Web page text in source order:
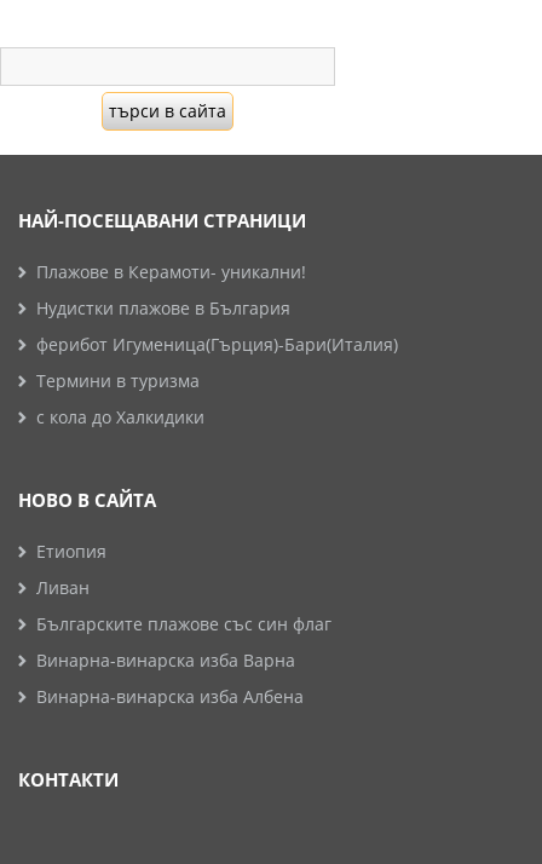
НАЙ-ПОСЕЩАВАНИ СТРАНИЦИ
Плажове в Керамоти- уникални!
Нудистки плажове в България
ферибот Игуменица(Гърция)-Бари(Италия)
Термини в туризма
с кола до Халкидики
НОВО В САЙТА
Етиопия
Ливан
Българските плажове със син флаг
Винарна-винарска изба Варна
Винарна-винарска изба Албена
КОНТАКТИ